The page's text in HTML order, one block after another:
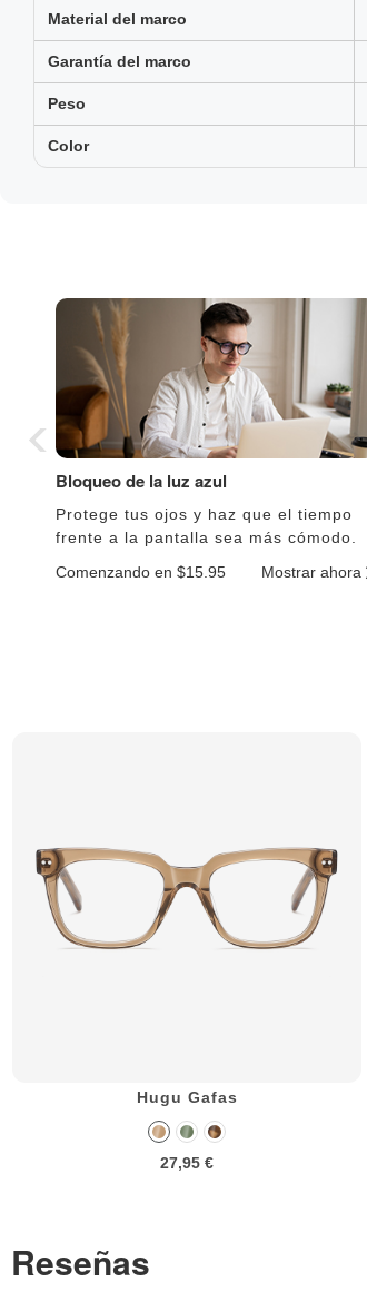
Material del marco
Garantía del marco
Peso
Color
Bloqueo de la luz azul
Protege tus ojos y haz que el tiempo
frente a la pantalla sea más cómodo.
Comenzando en $15.95
Mostrar ahora
Hugu Gafas
27,95 €
Reseñas